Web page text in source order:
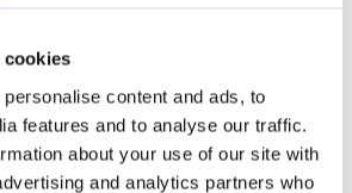
cookies
content and ads, to
features and to analyse our traffic.
about your use of our site with
and analytics partners who